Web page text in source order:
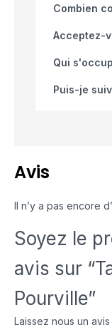
Combien
Acceptez-
Qui
Puis-je
Avis
Il n’y a pas encore
Soyez le
avis sur
Pourville”
Laissez nous un